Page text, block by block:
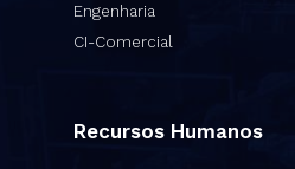
Engenharia
CI-Comercial
Recursos Humanos